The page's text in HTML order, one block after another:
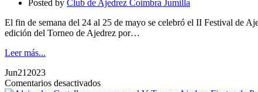
Fortuna
2025
Posted by Club de Ajedrez Coimbra Jumilla
El fin de semana del 24 al 25 de mayo se celebró el II Festival de
edición del Torneo de Ajedrez por…
Leer más...
Jun21 2023
Comentarios desactivadosen